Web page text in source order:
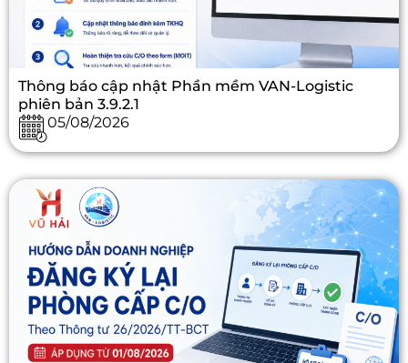
Thông báo cập nhật Phần mềm VAN-Logistic
phiên bản 3.9.2.1
05/08/2026